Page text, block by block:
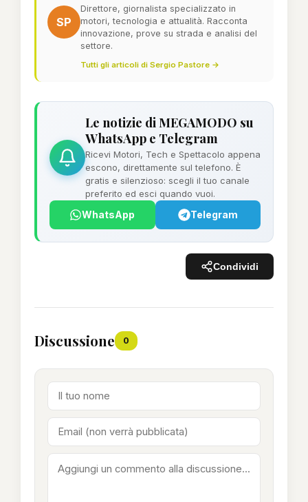
SP
Direttore, giornalista specializzato in
motori, tecnologia e attualità. Racconta
innovazione, prove su strada e analisi del
settore.
Tutti gli articoli di Sergio Pastore →
Le notizie di MEGAMODO su
WhatsApp e Telegram
Ricevi Motori, Tech e Spettacolo appena
escono, direttamente sul telefono. È
gratis e silenzioso: scegli il tuo canale
preferito ed esci quando vuoi.
WhatsApp Telegram
Condividi
Discussione 0